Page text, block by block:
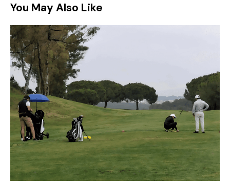
You May Also Like